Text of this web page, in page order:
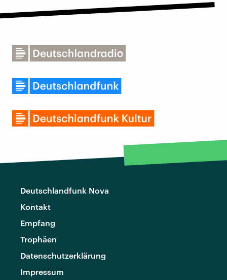
Deutschlandfunk Nova
Kontakt
Empfang
Trophäen
Datenschutzerklärung
Impressum